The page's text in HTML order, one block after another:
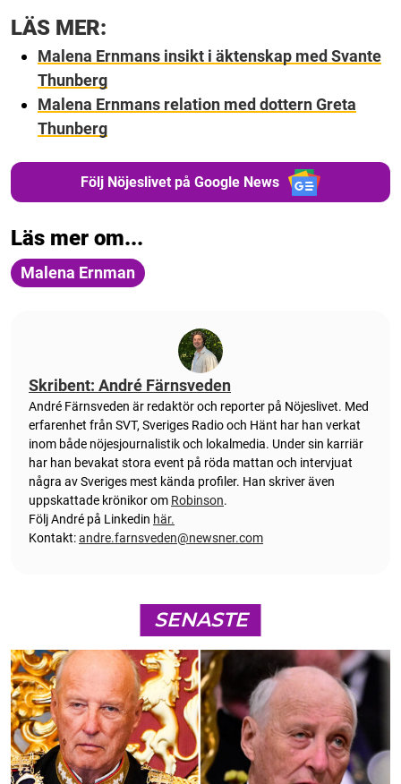
LÄS MER:
Malena Ernmans insikt i äktenskap med Svante
Thunberg
Malena Ernmans relation med dottern Greta
Thunberg
Följ Nöjeslivet på Google News
Läs mer om...
Malena Ernman
Skribent: André Färnsveden
André Färnsveden är redaktör och reporter på Nöjeslivet. Med
erfarenhet från SVT, Sveriges Radio och Hänt har han verkat
inom både nöjesjournalistik och lokalmedia. Under sin karriär
har han bevakat stora event på röda mattan och intervjuat
några av Sveriges mest kända profiler. Han skriver även
uppskattade krönikor om Robinson.
Följ André på Linkedin här.
Kontakt:andre.farnsveden@newsner.com
SENASTE